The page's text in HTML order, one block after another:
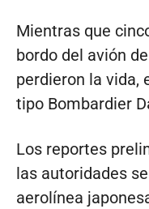
Mientras que
bordo del avión
perdieron la vida,
tipo Bombardier
Los reportes
las autoridades
aerolínea